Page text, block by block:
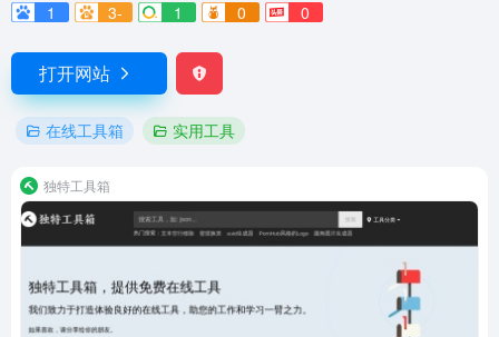
1
3- 1 0 0
打开网站
在线工具箱 实用工具
独特工具箱